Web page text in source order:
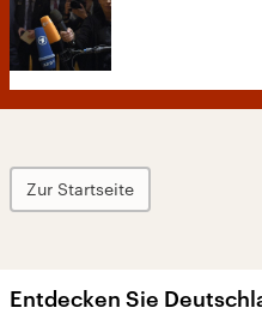
Zur Startseite
Entdecken Sie